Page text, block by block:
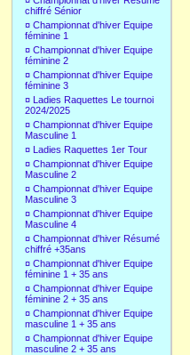
chiffré Sénior
¤ Championnat d'hiver Equipe
féminine 1
¤ Championnat d'hiver Equipe
féminine 2
¤ Championnat d'hiver Equipe
féminine 3
¤ Ladies Raquettes Le tournoi
2024/2025
¤ Championnat d'hiver Equipe
Masculine 1
¤ Ladies Raquettes 1er Tour
¤ Championnat d'hiver Equipe
Masculine 2
¤ Championnat d'hiver Equipe
Masculine 3
¤ Championnat d'hiver Equipe
Masculine 4
¤ Championnat d'hiver Résumé
chiffré +35ans
¤ Championnat d'hiver Equipe
féminine 1 + 35 ans
¤ Championnat d'hiver Equipe
féminine 2 + 35 ans
¤ Championnat d'hiver Equipe
masculine 1 + 35 ans
¤ Championnat d'hiver Equipe
masculine 2 + 35 ans